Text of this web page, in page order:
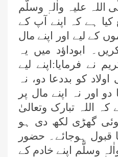
علیہ واٰلہٖ وسلَّم
ہے کہ اپنے آپ کے
کے لیے اور اپنے مال
ابوداؤد میں یہ
نے فرمایا:اپنے لیے
کو بددعا دو، نہ
دو اور نہ اپنے مال پر
اللہ تبارک وتعالیٰ
گھڑی لکھ دی ہو
قبول ہوجائے۔ حضور
وسلَّم اپنے خادم کے